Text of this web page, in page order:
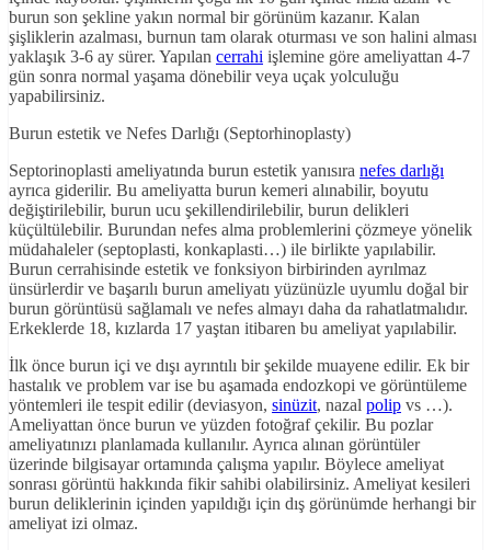
burun son şekline yakın normal bir görünüm kazanır. Kalan
şişliklerin azalması, burnun tam olarak oturması ve son halini alması
yaklaşık 3-6 ay sürer. Yapılan cerrahi işlemine göre ameliyattan 4-7
gün sonra normal yaşama dönebilir veya uçak yolculuğu
yapabilirsiniz.
Burun estetik ve Nefes Darlığı (Septorhinoplasty)
Septorinoplasti ameliyatında burun estetik yanısıra nefes darlığı
ayrıca giderilir. Bu ameliyatta burun kemeri alınabilir, boyutu
değiştirilebilir, burun ucu şekillendirilebilir, burun delikleri
küçültülebilir. Burundan nefes alma problemlerini çözmeye yönelik
müdahaleler (septoplasti, konkaplasti…) ile birlikte yapılabilir.
Burun cerrahisinde estetik ve fonksiyon birbirinden ayrılmaz
ünsürlerdir ve başarılı burun ameliyatı yüzünüzle uyumlu doğal bir
burun görüntüsü sağlamalı ve nefes almayı daha da rahatlatmalıdır.
Erkeklerde 18, kızlarda 17 yaştan itibaren bu ameliyat yapılabilir.
İlk önce burun içi ve dışı ayrıntılı bir şekilde muayene edilir. Ek bir
hastalık ve problem var ise bu aşamada endozkopi ve görüntüleme
yöntemleri ile tespit edilir (deviasyon, sinüzit, nazal polip vs …).
Ameliyattan önce burun ve yüzden fotoğraf çekilir. Bu pozlar
ameliyatınızı planlamada kullanılır. Ayrıca alınan görüntüler
üzerinde bilgisayar ortamında çalışma yapılır. Böylece ameliyat
sonrası görüntü hakkında fikir sahibi olabilirsiniz. Ameliyat kesileri
burun deliklerinin içinden yapıldığı için dış görünümde herhangi bir
ameliyat izi olmaz.